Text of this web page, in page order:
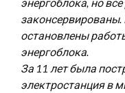
остановлены
энергоблока.
За 11 лет была
электростанция в